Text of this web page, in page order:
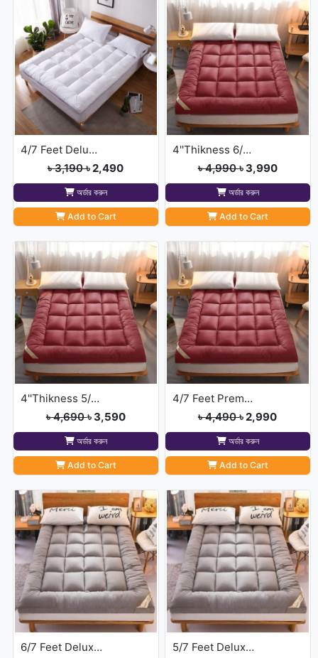
4/7 Feet Deluxe Mattress Topper
৳ 3,190৳ 2,490
অর্ডার করুন
Add to Cart
4''Thikness 6/7 feet Merun Colour Deluxe Mattress Topper
৳ 4,990৳ 3,990
অর্ডার করুন
Add to Cart
4''Thikness 5/7 feet Merun Colour Deluxe Mattress Topper
৳ 4,690৳ 3,590
অর্ডার করুন
Add to Cart
4/7 Feet Premium Deluxe Maroon Colour Topper
৳ 4,490৳ 2,990
অর্ডার করুন
Add to Cart
6/7 Feet Deluxe Mattress Topper( Ash Colour)
5/7 Feet Deluxe Mattress Topper( Ash Colour)